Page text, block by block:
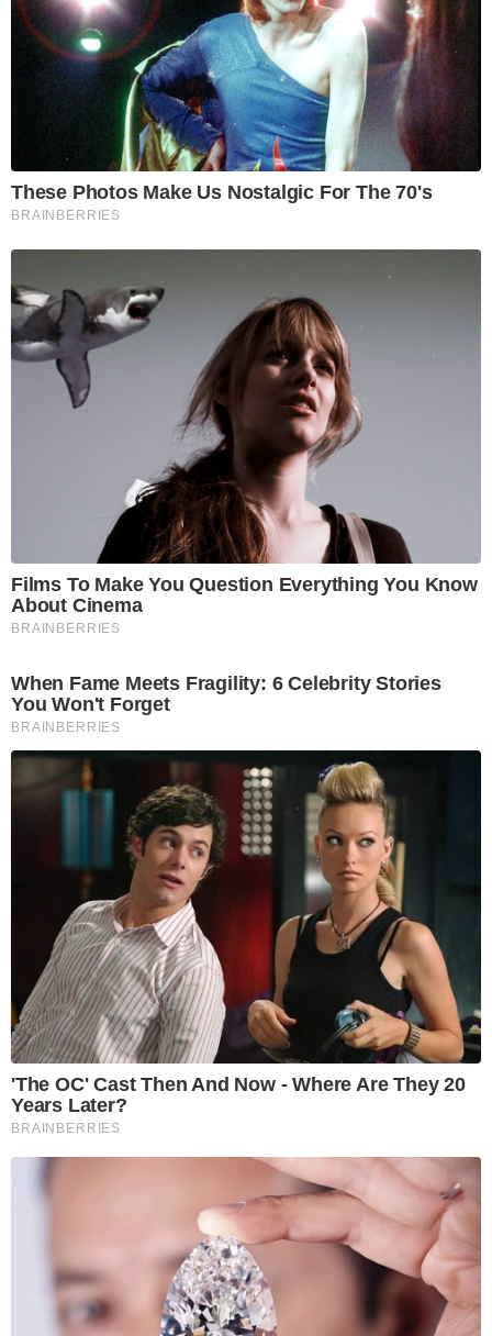
These Photos Make Us Nostalgic For The 70's
BRAINBERRIES
Films To Make You Question Everything You Know
About Cinema
BRAINBERRIES
When Fame Meets Fragility: 6 Celebrity Stories
You Won't Forget
BRAINBERRIES
'The OC' Cast Then And Now - Where Are They 20
Years Later?
BRAINBERRIES